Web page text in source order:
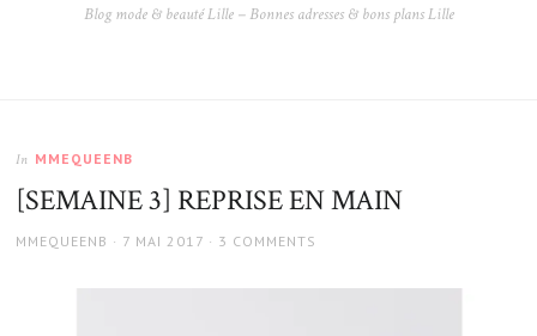
Blog mode & beauté Lille – Bonnes adresses & bons plans Lille
In MMEQUEENB
[SEMAINE 3] REPRISE EN MAIN
AUTHOR
MMEQUEENB
POSTED
7 MAI 2017 3 COMMENTS